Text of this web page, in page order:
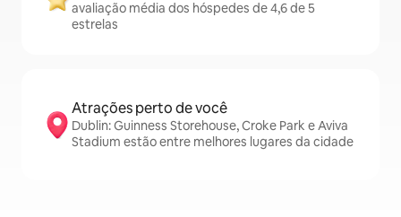
avaliação média dos hóspedes de 4,6 de 5
estrelas
Atrações perto de você
Dublin: Guinness Storehouse, Croke Park e Aviva
Stadium estão entre melhores lugares da cidade